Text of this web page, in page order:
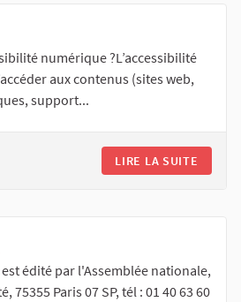
numérique ?L’accessibilité
aux contenus (sites web,
support...
LIRE LA SUITE
édité par l'Assemblée nationale,
75355 Paris 07 SP, tél : 01 40 63 60